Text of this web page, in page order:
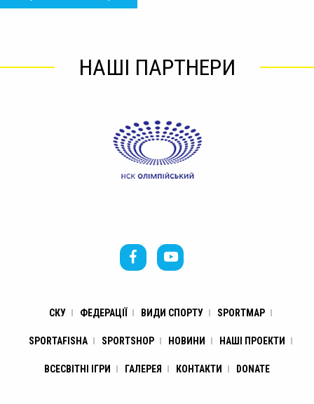
НАШІ ПАРТНЕРИ
СКУ ФЕДЕРАЦІЇ ВИДИ СПОРТУ SPORTMAP
SPORTAFISHA SPORTSHOP НОВИНИ НАШІ ПРОЕКТИ
ВСЕСВІТНІ ІГРИ ГАЛЕРЕЯ КОНТАКТИ DONATE